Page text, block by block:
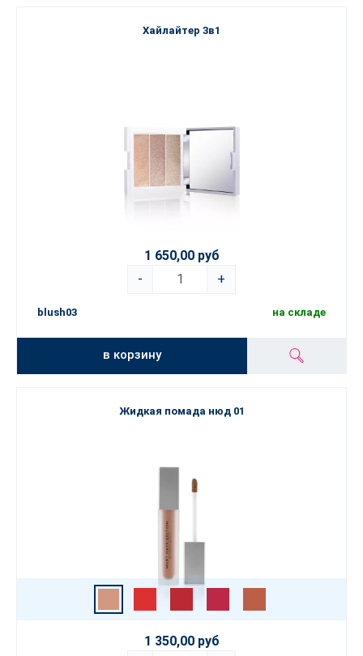
Хайлайтер 3в1
1 650,00 руб
-
+
blush03 на складе
в корзину
Жидкая помада нюд 01
1 350,00 руб